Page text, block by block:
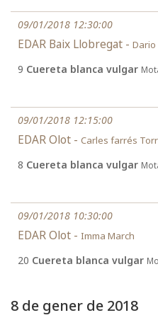
09/01/2018 12:30:00
EDAR Baix Llobregat - Dario
9 Cuereta blanca vulgar
09/01/2018 12:15:00
EDAR Olot - Carles farrés
8 Cuereta blanca vulgar
09/01/2018 10:30:00
EDAR Olot - Imma March
20 Cuereta blanca vulgar
8 de gener de 2018